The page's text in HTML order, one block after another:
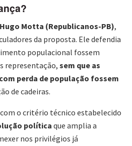
Hugo Motta (Republicanos-PB),
da proposta. Ele defendia
populacional fossem
representação, sem que as
perda de população fossem
de cadeiras.
o critério técnico estabelecido
política que amplia a
nos privilégios já